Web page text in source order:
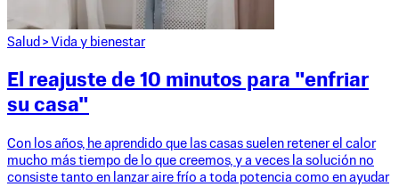
Salud > Vida y bienestar
El reajuste de 10 minutos para "enfriar
su casa"
Con los años, he aprendido que las casas suelen retener el calor
mucho más tiempo de lo que creemos, y a veces la solución no
consiste tanto en lanzar aire frío a toda potencia como en ayudar